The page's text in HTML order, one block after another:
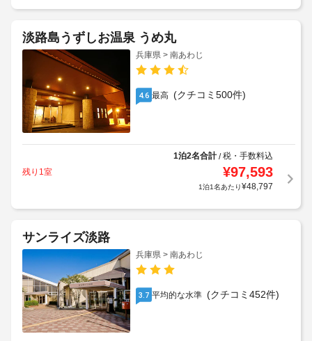
淡路島うずしお温泉 うめ丸
兵庫県 > 南あわじ
4.6 最高 (クチコミ500件)
1泊2名合計/税・手数料込
残り1室
¥97,593
1泊1名あたり¥48,797
サンライズ淡路
兵庫県 > 南あわじ
3.7 平均的な水準 (クチコミ452件)